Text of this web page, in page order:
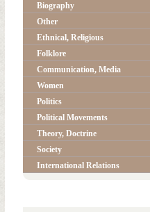
Biography
Other
Ethnical, Religious
Folklore
Communication, Media
Women
Politics
Political Movements
Theory, Doctrine
Society
International Relations